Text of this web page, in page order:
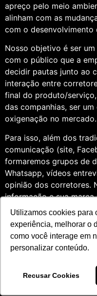
Utilizamos cookies para
experiência, melhorar o
como você interage em
personalizar conteúdo.
Recusar Cookies
apreço pelo meio
alinham com as
com o desenvolvimento
Nosso objetivo é ser
com o público que a
decidir pautas junto ao
interação entre
final do produto/
das companhias, ser
oxigenação no mercado.
Para isso, além dos
comunicação (site,
formaremos grupos de
Whatsapp, vídeos
opinião dos corretores.
informação e sua
Somos profissionais
Jornalismo e Relações
uma análise de quatro
entendemos que fazer
relevância e com
essencial àqueles que